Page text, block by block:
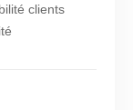
clients